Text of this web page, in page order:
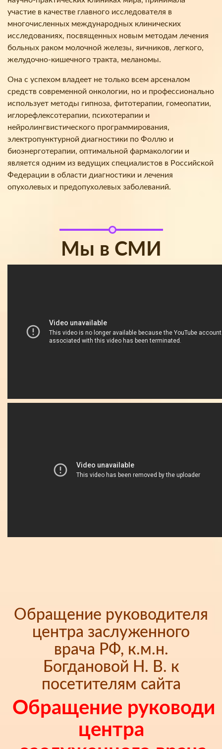
участие в качестве главного исследователя в
многочисленных международных клинических
исследованиях, посвященных новым методам лечения
больных раком молочной железы, яичников, легкого,
желудочно-кишечного тракта, меланомы.
Она с успехом владеет не только всем арсеналом
средств современной онкологии, но и профессионально
использует методы гипноза, фитотерапии, гомеопатии,
иглорефлексотерапии, психотерапии и
нейролингвистического программирования,
электропунктурной диагностики по Фоллю и
биоэнерготерапии, оптимальной фармакологии и
является одним из ведущих специалистов в Российской
Федерации в области диагностики и лечения
опухолевых и предопухолевых заболеваний.
Мы в СМИ
Обращение руководителя
центра заслуженного
врача РФ, к.м.н.
Богдановой Н. В. к
посетителям сайта
Обращение
центра